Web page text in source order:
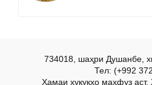
734018, шаҳри Душанбе,
Тел: (+992
Ҳамаи ҳуқуқҳо маҳфуз